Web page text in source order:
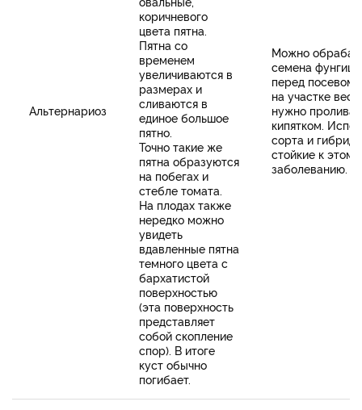
Альтернариоз
коричневого
цвета пятна.
Пятна со
временем
увеличиваются в
размерах и
сливаются в
единое большое
пятно.
Точно такие же
пятна образуются
на побегах и
стебле томата.
На плодах также
нередко можно
увидеть
вдавленные пятна
темного цвета с
бархатистой
поверхностью
(эта поверхность
представляет
собой скопление
спор). В итоге
куст обычно
погибает.
Можно
семена
перед посевом.
на участке
нужно
кипятком.
сорта и
стойкие к этому
заболеванию.